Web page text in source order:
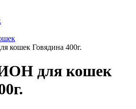
Говядина 400г.
для кошек